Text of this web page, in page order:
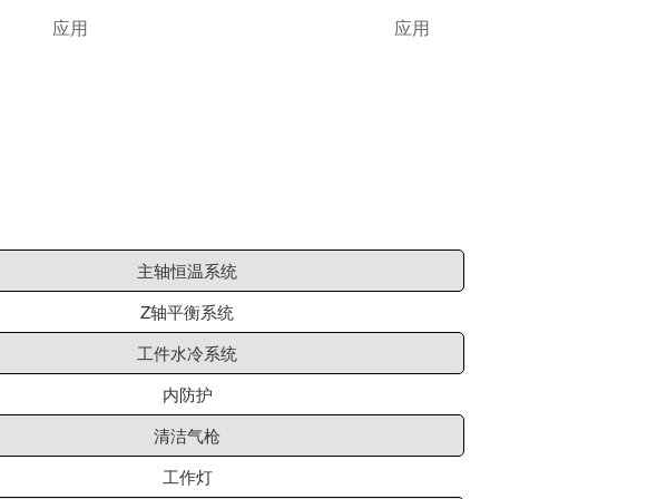
应用 应用
主轴恒温系统
Z轴平衡系统
工件水冷系统
内防护
清洁气枪
工作灯